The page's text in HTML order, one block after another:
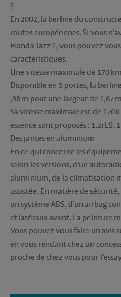
?
En 2002, la berline du
routes européennes. Si vous
Honda Jazz 1, vous pouvez
caractéristiques.
Une vitesse maximale de 170
Disponible en 5 portes, la
,38 m pour une largeur de 1,67
Sa vitesse maximale est de
essence sont proposés : 1.2i LS,
Des jantes en aluminium
En ce qui concerne les
selon les versions, d’un
aluminium, de la climatisation
assistée. En matière de
un système ABS, d’un airbag
et latéraux avant. La peinture
Vous pouvez vous faire un avis
en vous rendant chez un
proche de chez vous pour